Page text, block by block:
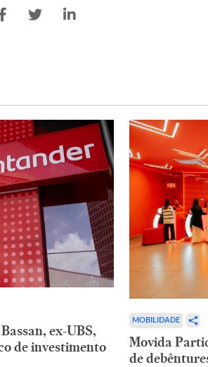
ex-UBS,
de investimento
MOBILIDADE
Movida
de